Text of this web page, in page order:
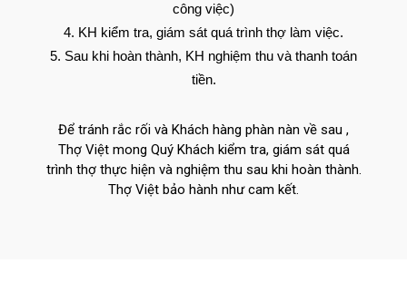
công việc)
KH kiểm tra, giám sát quá trình thợ làm việc.
Sau khi hoàn thành, KH nghiệm thu và thanh toán
tiền.
Để tránh rắc rối và Khách hàng phàn nàn về sau ,
Thợ Việt mong Quý Khách kiểm tra, giám sát quá
trình thợ thực hiện và nghiệm thu sau khi hoàn thành.
Thợ Việt bảo hành như cam kết.